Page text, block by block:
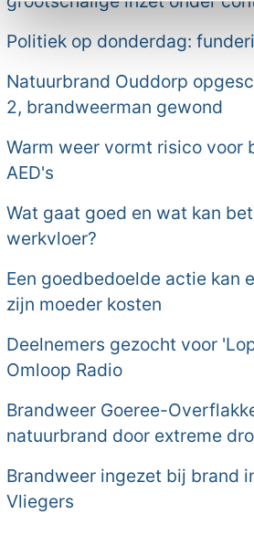
Politiek op donderdag:
Natuurbrand Ouddorp
2, brandweerman gewond
Warm weer vormt risico voor
AED's
Wat gaat goed en wat kan
werkvloer?
Een goedbedoelde actie kan
zijn moeder kosten
Deelnemers gezocht voor
Omloop Radio
Brandweer Goeree-
natuurbrand door extreme
Brandweer ingezet bij brand
Vliegers